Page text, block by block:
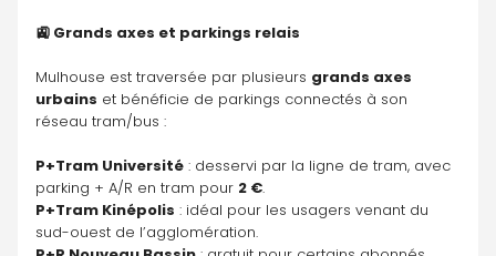
🚉 Grands axes et parkings relais
Mulhouse est traversée par plusieurs grands axes
urbains et bénéficie de parkings connectés à son
réseau tram/bus :
P+Tram Université : desservi par la ligne de tram, avec
parking + A/R en tram pour 2 €.
P+Tram Kinépolis : idéal pour les usagers venant du
sud-ouest de l’agglomération.